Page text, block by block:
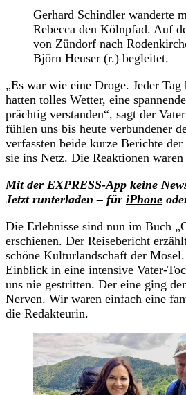
Gerhard Schindler wanderte
Rebecca den Kölnpfad. Auf
von Zündorf nach
Björn Heuser (r.) begleitet.
„Es war wie eine Droge. Jeder
hatten tolles Wetter, eine
prächtig verstanden“, sagt der
fühlen uns bis heute verbundener
verfassten beide kurze Berichte
sie ins Netz. Die Reaktionen
Mit der EXPRESS-App keine
Jetzt runterladen – für iPhone
Die Erlebnisse sind nun im Buch
erschienen. Der Reisebericht
schöne Kulturlandschaft der
Einblick in eine intensive Vater-
uns nie gestritten. Der eine ging
Nerven. Wir waren einfach eine
die Redakteurin.